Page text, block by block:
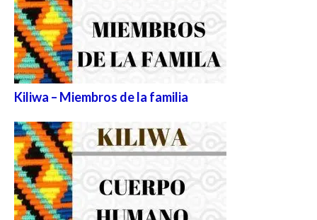
Kiliwa – Miembros de la familia